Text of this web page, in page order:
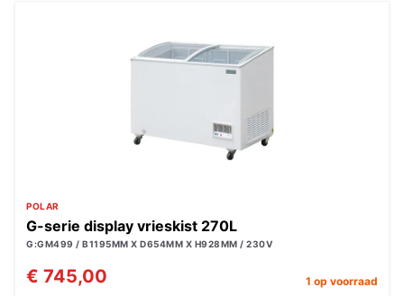
POLAR
G-serie display vrieskist 270L
G:GM499 / B1195MM X D654MM X H928MM / 230V
€ 745,00 1 op voorraad